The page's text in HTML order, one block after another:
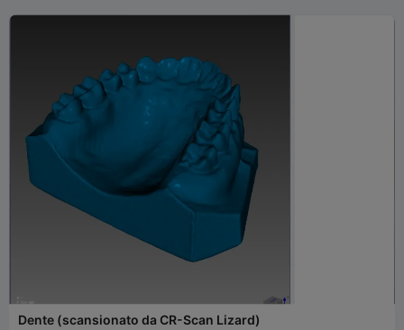
Dente (scansionato da CR-Scan Lizard)